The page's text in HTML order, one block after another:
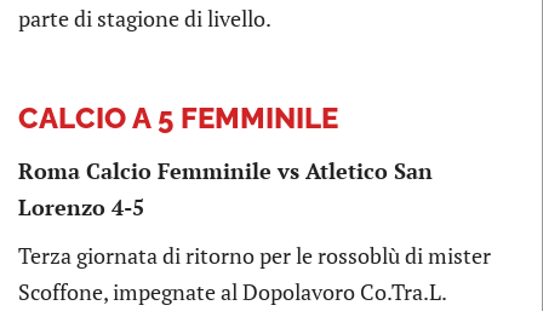
parte di stagione di livello.
CALCIO A 5 FEMMINILE
Roma Calcio Femminile vs Atletico San
Lorenzo 4-5
Terza giornata di ritorno per le rossoblù di mister
Scoffone, impegnate al Dopolavoro Co.Tra.L.